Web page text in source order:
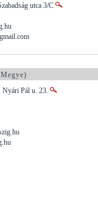
utca 3/C
Nyári Pál u. 23.